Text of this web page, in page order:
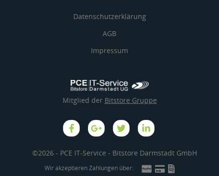
Datenschutzerklärung
AGB
Impressum
Mitglied der Bitstore Gruppe
©2026 - PCE IT-Service - Bitstore Darmstadt GmbH
Wir akzeptieren Zahlungen über: